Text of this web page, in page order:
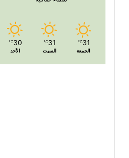
31
℃
الجمعة
31
℃
السبت
30
℃
الأحد